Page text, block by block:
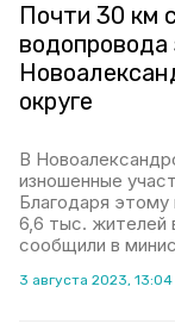
Почти 30 км
водопровода
округе
В
изношенные
Благодаря
6,6 тыс. жителей
сообщили в
3 августа 2023, 13:04